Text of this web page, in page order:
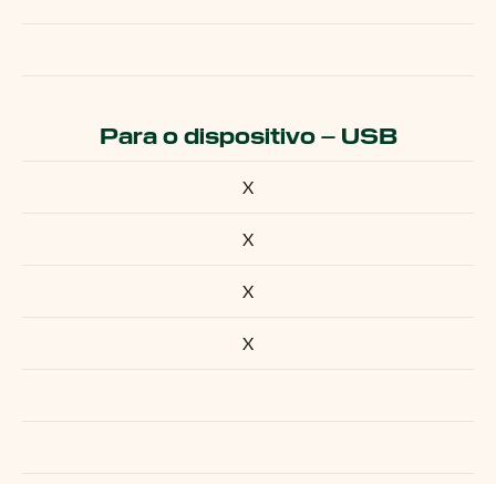
Para o dispositivo – USB
X
X
X
X